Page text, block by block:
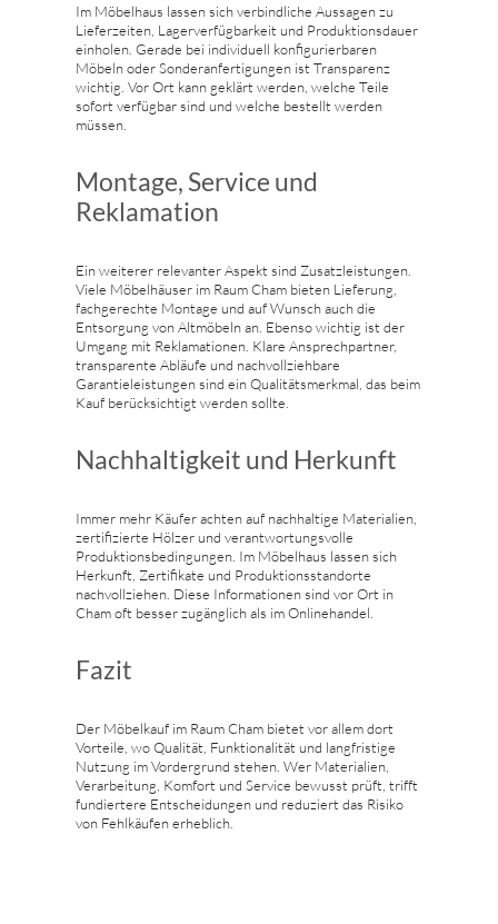
Im Möbelhaus lassen sich verbindliche Aussagen zu
Lieferzeiten, Lagerverfügbarkeit und Produktionsdauer
einholen. Gerade bei individuell konfigurierbaren
Möbeln oder Sonderanfertigungen ist Transparenz
wichtig. Vor Ort kann geklärt werden, welche Teile
sofort verfügbar sind und welche bestellt werden
müssen.
Montage, Service und
Reklamation
Ein weiterer relevanter Aspekt sind Zusatzleistungen.
Viele Möbelhäuser im Raum Cham bieten Lieferung,
fachgerechte Montage und auf Wunsch auch die
Entsorgung von Altmöbeln an. Ebenso wichtig ist der
Umgang mit Reklamationen. Klare Ansprechpartner,
transparente Abläufe und nachvollziehbare
Garantieleistungen sind ein Qualitätsmerkmal, das beim
Kauf berücksichtigt werden sollte.
Nachhaltigkeit und Herkunft
Immer mehr Käufer achten auf nachhaltige Materialien,
zertifizierte Hölzer und verantwortungsvolle
Produktionsbedingungen. Im Möbelhaus lassen sich
Herkunft, Zertifikate und Produktionsstandorte
nachvollziehen. Diese Informationen sind vor Ort in
Cham oft besser zugänglich als im Onlinehandel.
Fazit
Der Möbelkauf im Raum Cham bietet vor allem dort
Vorteile, wo Qualität, Funktionalität und langfristige
Nutzung im Vordergrund stehen. Wer Materialien,
Verarbeitung, Komfort und Service bewusst prüft, trifft
fundiertere Entscheidungen und reduziert das Risiko
von Fehlkäufen erheblich.